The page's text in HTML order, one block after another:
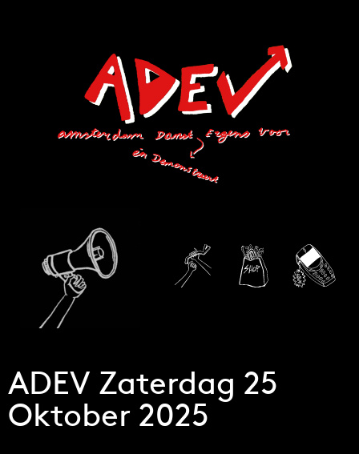
ADEV Zaterdag 25
Oktober 2025